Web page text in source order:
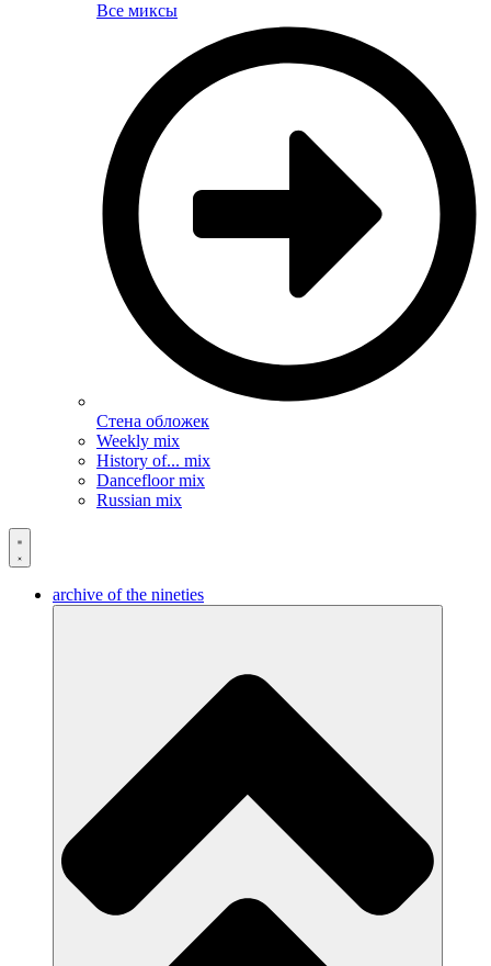
Все миксы
Стена обложек
Weekly mix
History of... mix
Dancefloor mix
Russian mix
archive of the nineties